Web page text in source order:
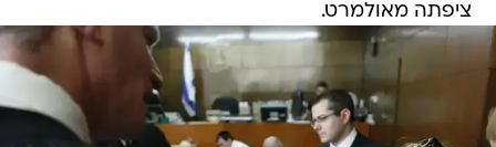
ציפתה מאולמרט.